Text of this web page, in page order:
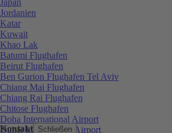
Kontakt Schließen
Jordanien
Katar
Kuwait
Khao Lak
Batumi Flughafen
Beirut Flughafen
Ben Gurion Flughafen Tel Aviv
Chiang Mai Flughafen
Chiang Rai Flughafen
Chitose Flughafen
Doha International Airport
Dubai International Airport